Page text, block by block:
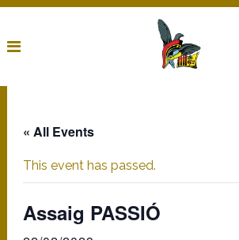
« All Events
This event has passed.
Assaig PASSIÓ